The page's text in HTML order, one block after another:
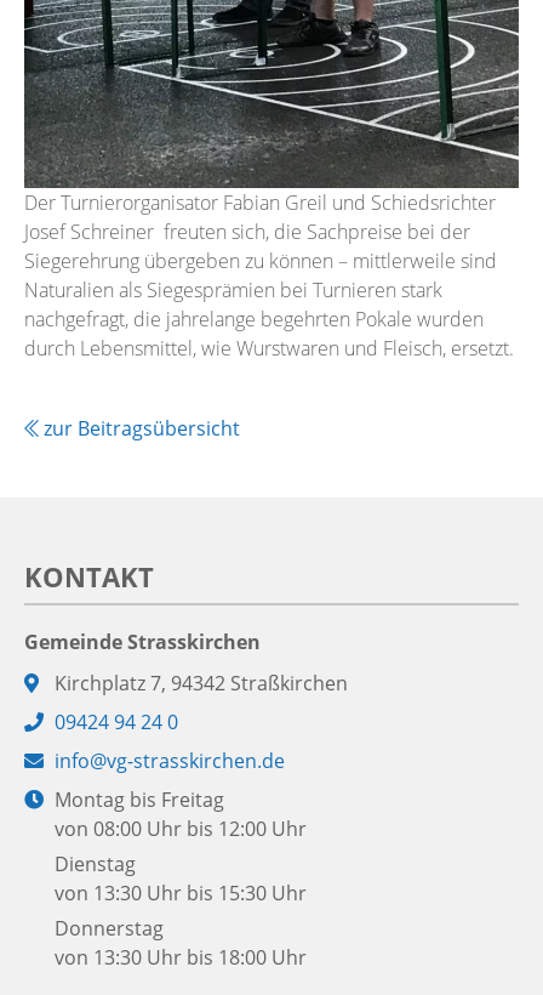
Der Turnierorganisator Fabian Greil und Schiedsrichter
Josef Schreiner freuten sich, die Sachpreise bei der
Siegerehrung übergeben zu können – mittlerweile sind
Naturalien als Siegesprämien bei Turnieren stark
nachgefragt, die jahrelange begehrten Pokale wurden
durch Lebensmittel, wie Wurstwaren und Fleisch, ersetzt.
zur Beitragsübersicht
KONTAKT
Gemeinde Strasskirchen
Adresse:
Kirchplatz 7, 94342 Straßkirchen
Telefon:
09424 94 24 0
E-
Mail:
info@vg-strasskirchen.de
Öffnungszeiten:
Montag bis Freitag
von 08:00 Uhr bis 12:00 Uhr
Dienstag
von 13:30 Uhr bis 15:30 Uhr
Donnerstag
von 13:30 Uhr bis 18:00 Uhr